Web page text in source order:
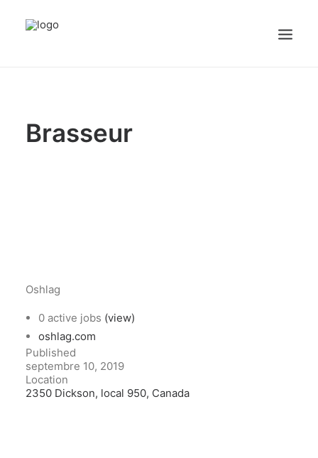
Emplois
sex videos
girl maid.free porn
Brasseur
Oshlag
0 active jobs (view)
oshlag.com
Published
septembre 10, 2019
Location
2350 Dickson, local 950, Canada